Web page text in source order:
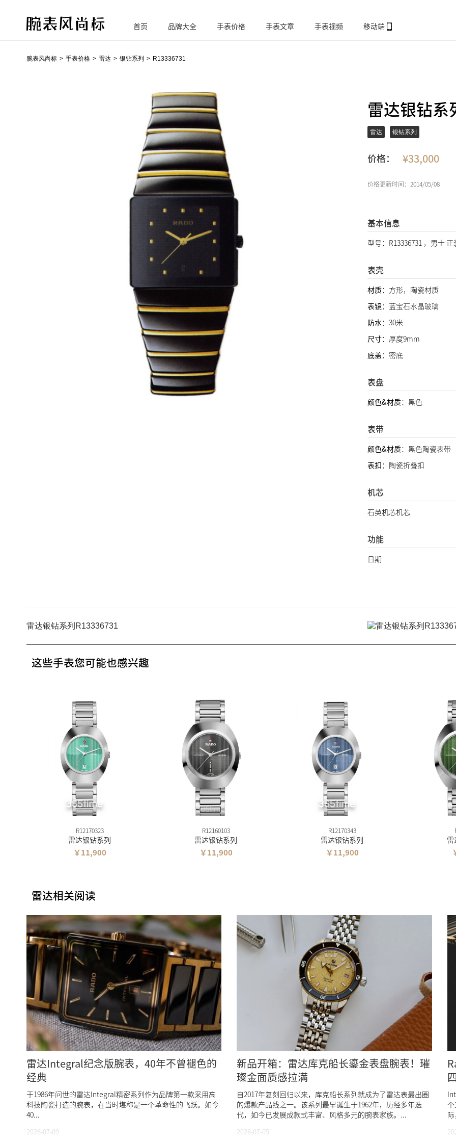
腕
首页 品牌大全 手表价格 手表文章 手表视频 移动端
腕表风尚标 手表价格 雷达 银钻系列 R13336731
雷达银钻系
雷达 银钻系列
价格： 33,000
价格更新时间：2014/05/08
基本信息
型号：R13336731 ，男士
表壳
材质：方形，陶瓷材质
表镜：蓝宝石水晶玻璃
防水：30米
尺寸：厚度9mm
底盖：密底
表盘
颜色&材质：黑色
表带
颜色&材质：黑色陶瓷表带
表扣：陶瓷折叠扣
机芯
石英机芯机芯
功能
日期
雷达银钻系列R13336731
这些手表您可能也感兴趣
R12170323
雷达银钻系列
￥11,900
R12160103
雷达银钻系列
￥11,900
R12170343
雷达银钻系列
￥11,900
雷达相关阅读
雷达Integral纪念版腕表，40年不曾褪色的
经典
于1986年问世的雷达Integral精密系列作为品牌第一款采用高
科技陶瓷打造的腕表，在当时堪称是一个革命性的飞跃。如今
40...
2026-07-09
新品开箱：雷达库克船长鎏金表盘腕表！璀
璨金面质感拉满
自2017年复刻回归以来，库克船长系列就成为了雷达表最出圈
的爆款产品线之一。该系列最早诞生于1962年，历经多年迭
代，如今已发展成款式丰富、风格多元的腕表家族。...
2026-07-05